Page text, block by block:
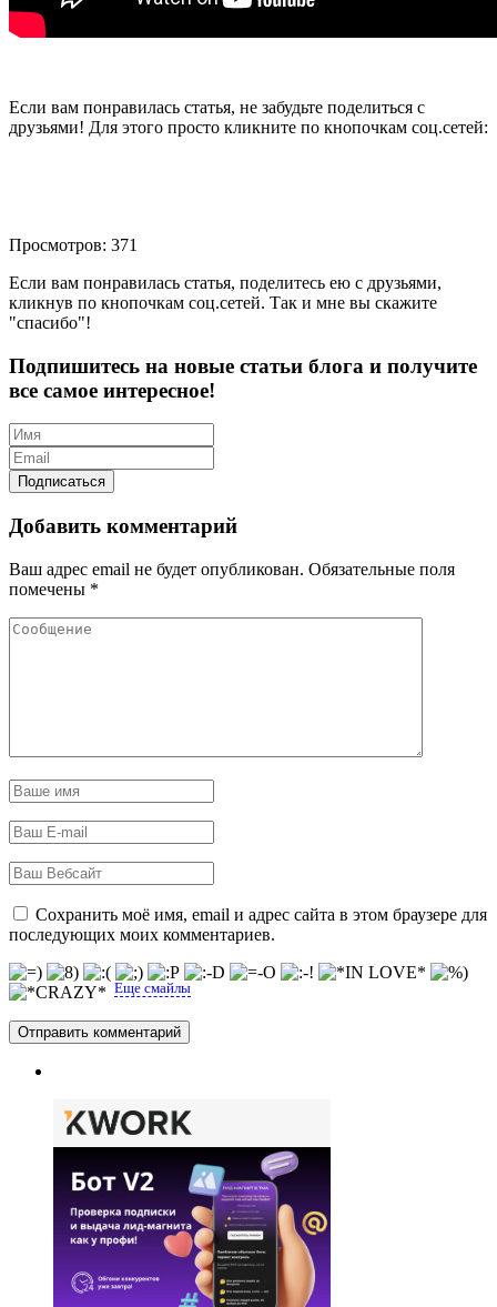
Если вам понравилась статья, не забудьте поделиться с
друзьями! Для этого просто кликните по кнопочкам соц.сетей:
Просмотров: 371
Если вам понравилась статья, поделитесь ею с друзьями,
кликнув по кнопочкам соц.сетей. Так и мне вы скажите
"спасибо"!
Подпишитесь на новые статьи блога и получите
все самое интересное!
Добавить комментарий
Ваш адрес email не будет опубликован. Обязательные поля
помечены *
Сохранить моё имя, email и адрес сайта в этом браузере для
последующих моих комментариев.
Еще смайлы